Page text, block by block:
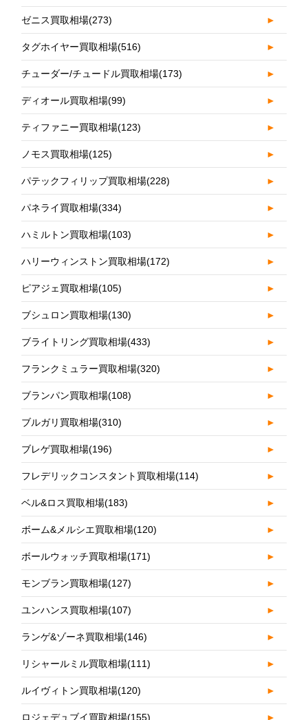
ゼニス買取相場(273) ►
タグホイヤー買取相場(516) ►
チューダー/チュードル買取相場(173) ►
ディオール買取相場(99) ►
ティファニー買取相場(123) ►
ノモス買取相場(125) ►
パテックフィリップ買取相場(228) ►
パネライ買取相場(334) ►
ハミルトン買取相場(103) ►
ハリーウィンストン買取相場(172) ►
ピアジェ買取相場(105) ►
ブシュロン買取相場(130) ►
ブライトリング買取相場(433) ►
フランクミュラー買取相場(320) ►
ブランパン買取相場(108) ►
ブルガリ買取相場(310) ►
ブレゲ買取相場(196) ►
フレデリックコンスタント買取相場(114) ►
ベル&ロス買取相場(183) ►
ボーム&メルシエ買取相場(120) ►
ボールウォッチ買取相場(171) ►
モンブラン買取相場(127) ►
ユンハンス買取相場(107) ►
ランゲ&ゾーネ買取相場(146) ►
リシャールミル買取相場(111) ►
ルイヴィトン買取相場(120) ►
ロジェデュブイ買取相場(155) ►